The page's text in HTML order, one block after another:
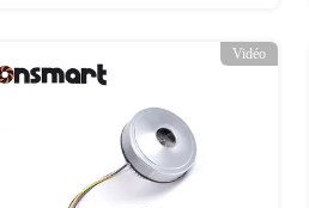
Vidéo